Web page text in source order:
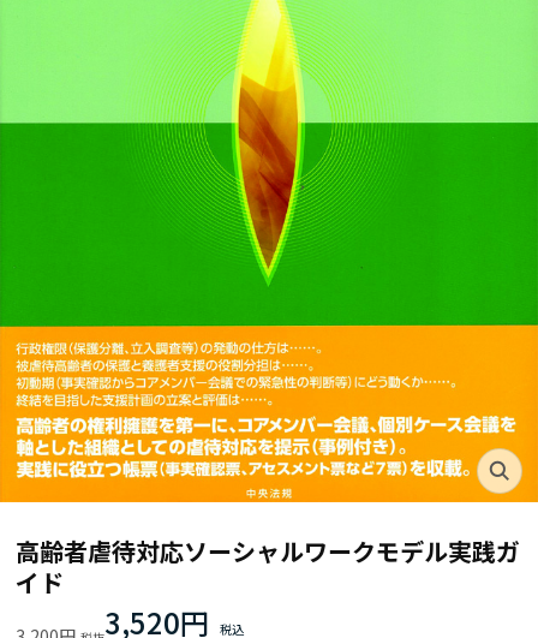
高齢者虐待対応ソーシャルワークモデル実践ガ
イド
3,520円